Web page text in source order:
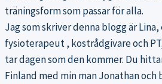
träningsform som passar för alla.
Jag som skriver denna blogg är
fysioterapeut , kostrådgivare och
tar dagen som den kommer. Du
Finland med min man Jonathan och